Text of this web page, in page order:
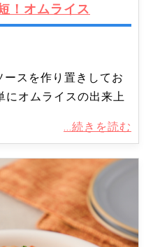
！オムライス
スを作り置きしてお
にオムライスの出来上
...続きを読む